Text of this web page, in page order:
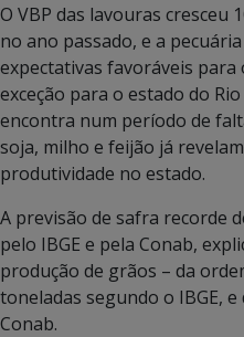
O VBP das lavouras cresceu
no ano passado, e a
expectativas favoráveis para
exceção para o estado do
encontra num período de
soja, milho e feijão já
produtividade no estado.
A previsão de safra recorde
pelo IBGE e pela Conab,
produção de grãos – da
toneladas segundo o IBGE,
Conab.